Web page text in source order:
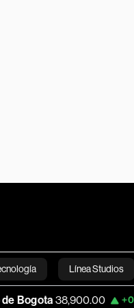
Línea Studios
English+0.46% Apple